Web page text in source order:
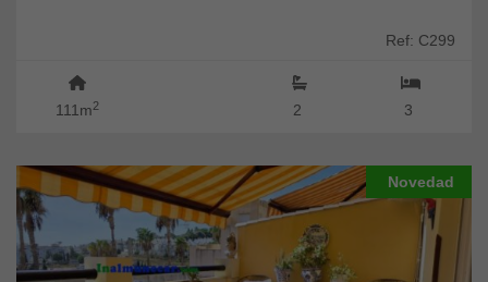
Ref: C299
111m2 3
2
Novedad